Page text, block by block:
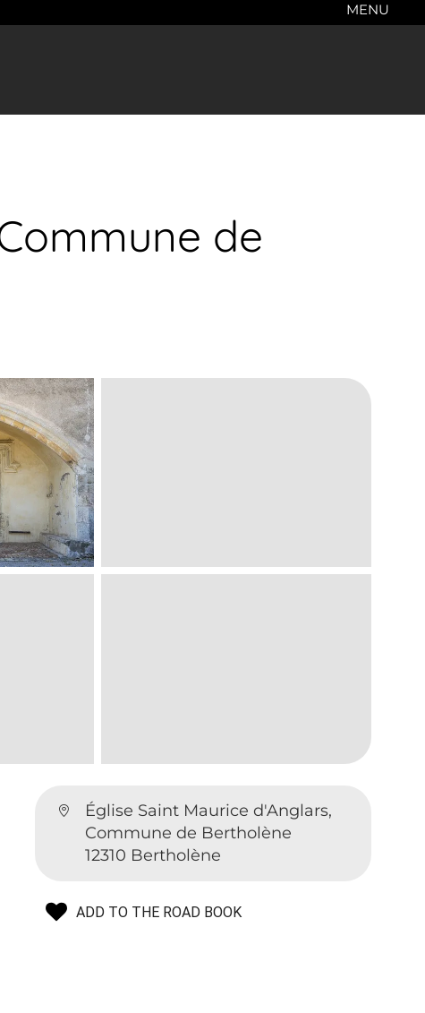
MENU
de
Église Saint Maurice d'Anglars,
Commune de Bertholène
12310 Bertholène
ADD TO THE ROAD BOOK